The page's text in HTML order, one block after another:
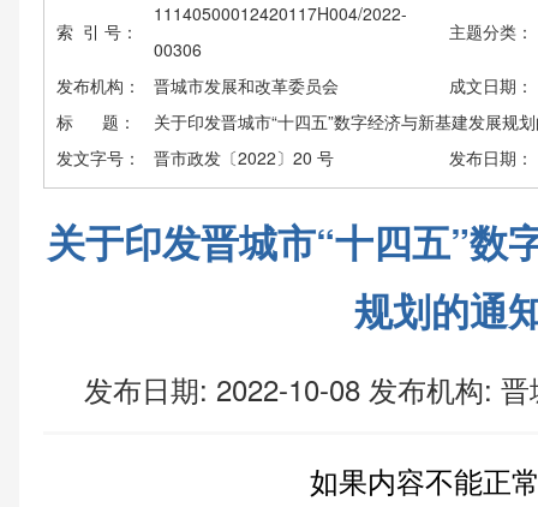
索 引 号：
11140500012420117H004/2022-
00306
主题分类：
发布机构： 晋城市发展和改革委员会
成文日期：
标 题：
关于印发晋城市“十四五”数字经济与新基建发展规
发文字号：
晋市政发〔2022〕20 号 发布日期：
关于印发晋城市“十四五”数
规划的通
发布日期: 2022-10-08 发布机构: 晋
如果内容不能正